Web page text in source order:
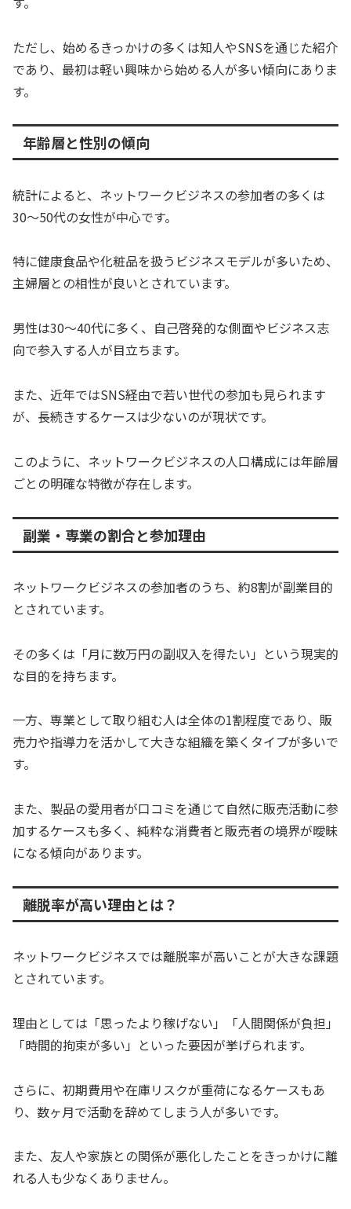
ただし、始めるきっかけの多くは知人やSNSを通じた紹介
であり、最初は軽い興味から始める人が多い傾向にありま
す。
年齢層と性別の傾向
統計によると、ネットワークビジネスの参加者の多くは
30〜50代の女性が中心です。
特に健康食品や化粧品を扱うビジネスモデルが多いため、
主婦層との相性が良いとされています。
男性は30〜40代に多く、自己啓発的な側面やビジネス志
向で参入する人が目立ちます。
また、近年ではSNS経由で若い世代の参加も見られます
が、長続きするケースは少ないのが現状です。
このように、ネットワークビジネスの人口構成には年齢層
ごとの明確な特徴が存在します。
副業・専業の割合と参加理由
ネットワークビジネスの参加者のうち、約8割が副業目的
とされています。
その多くは「月に数万円の副収入を得たい」という現実的
な目的を持ちます。
一方、専業として取り組む人は全体の1割程度であり、販
売力や指導力を活かして大きな組織を築くタイプが多いで
す。
また、製品の愛用者が口コミを通じて自然に販売活動に参
加するケースも多く、純粋な消費者と販売者の境界が曖昧
になる傾向があります。
離脱率が高い理由とは？
ネットワークビジネスでは離脱率が高いことが大きな課題
とされています。
理由としては「思ったより稼げない」「人間関係が負担」
「時間的拘束が多い」といった要因が挙げられます。
さらに、初期費用や在庫リスクが重荷になるケースもあ
り、数ヶ月で活動を辞めてしまう人が多いです。
また、友人や家族との関係が悪化したことをきっかけに離
れる人も少なくありません。